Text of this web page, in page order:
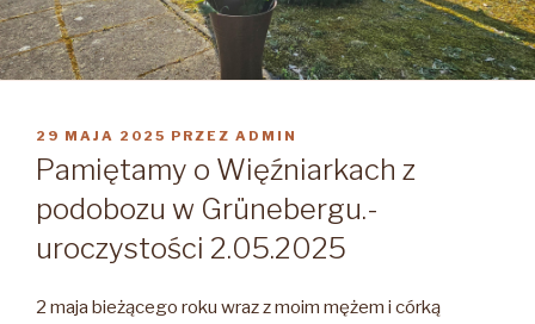
OPUBLIKOWANE
W
29 MAJA 2025 PRZEZ ADMIN
Pamiętamy o Więźniarkach z
podobozu w Grünebergu.-
uroczystości 2.05.2025
2 maja bieżącego roku wraz z moim mężem i córką